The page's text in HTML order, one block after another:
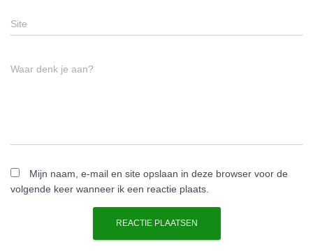
Site
Waar denk je aan?
Mijn naam, e-mail en site opslaan in deze browser voor de
volgende keer wanneer ik een reactie plaats.